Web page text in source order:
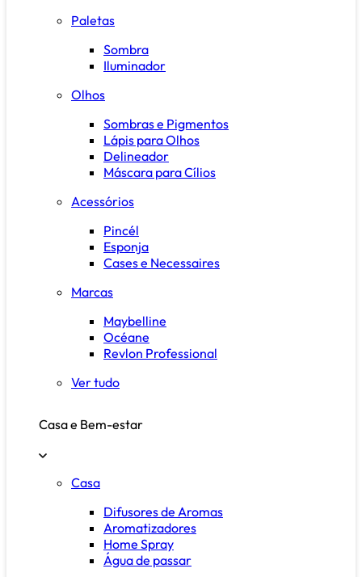
Paletas
Sombra
Iluminador
Olhos
Sombras e Pigmentos
Lápis para Olhos
Delineador
Máscara para Cílios
Acessórios
Pincél
Esponja
Cases e Necessaires
Marcas
Maybelline
Océane
Revlon Professional
Ver tudo
Casa e Bem-estar
Casa
Difusores de Aromas
Aromatizadores
Home Spray
Água de passar